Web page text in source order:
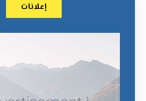
إعلانات